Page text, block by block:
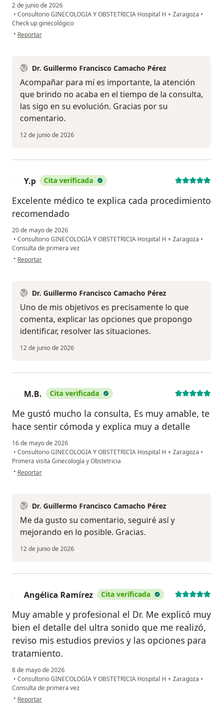
2 de junio de 2026
• Consultorio GINECOLOGIA Y OBSTETRICIA Hospital H + Zaragoza •
Check up ginecológico
• en opinión del usuario Lc
Reportar
Dr. Guillermo Francisco Camacho Pérez
Acompañar para mí es importante, la atención
que brindo no acaba en el tiempo de la consulta,
las sigo en su evolución. Gracias por su
comentario.
12 de junio de 2026
Y.p Cita verificada
Excelente médico te explica cada procedimiento
recomendado
20 de mayo de 2026
• Consultorio GINECOLOGIA Y OBSTETRICIA Hospital H + Zaragoza •
Consulta de primera vez
• en opinión del usuario Y.p
Reportar
Dr. Guillermo Francisco Camacho Pérez
Uno de mis objetivos es precisamente lo que
comenta, explicar las opciones que propongo
identificar, resolver las situaciones.
12 de junio de 2026
M.B. Cita verificada
Me gustó mucho la consulta, Es muy amable, te
hace sentir cómoda y explica muy a detalle
16 de mayo de 2026
• Consultorio GINECOLOGIA Y OBSTETRICIA Hospital H + Zaragoza •
Primera visita Ginecología y Obstetricia
• en opinión del usuario M.B.
Reportar
Dr. Guillermo Francisco Camacho Pérez
Me da gusto su comentario, seguiré así y
mejorando en lo posible. Gracias.
12 de junio de 2026
Angélica Ramírez Cita verificada
Muy amable y profesional el Dr. Me explicó muy
bien el detalle del ultra sonido que me realizó,
reviso mis estudios previos y las opciones para
tratamiento.
8 de mayo de 2026
• Consultorio GINECOLOGIA Y OBSTETRICIA Hospital H + Zaragoza •
Consulta de primera vez
• en opinión del usuario Angélica Ramírez
Reportar